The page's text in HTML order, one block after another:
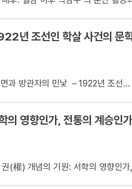
년 조선인 학살 사건의 문
과 방관자의 민낯 – 1922년 조선...
의 영향인가, 전통의 계승인
(權) 개념의 기원: 서학의 영향인